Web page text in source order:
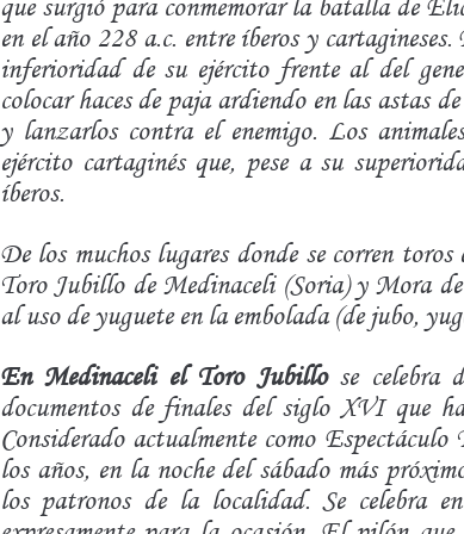
en el año 228 a.c. entre íberos y
inferioridad de su ejército frente al del
colocar haces de paja ardiendo en las astas
y lanzarlos contra el enemigo. Los
ejército cartaginés que, pese a su
íberos.
De los muchos lugares donde se corren
Toro Jubillo de Medinaceli (Soria) y Mora
al uso deyugueteen la embolada (de jubo,
En Medinaceli el Toro Jubillose celebra
documentos de finales del siglo XVI que
Considerado actualmente como
los años, en la noche del sábado más
los patronos de la localidad. Se celebra